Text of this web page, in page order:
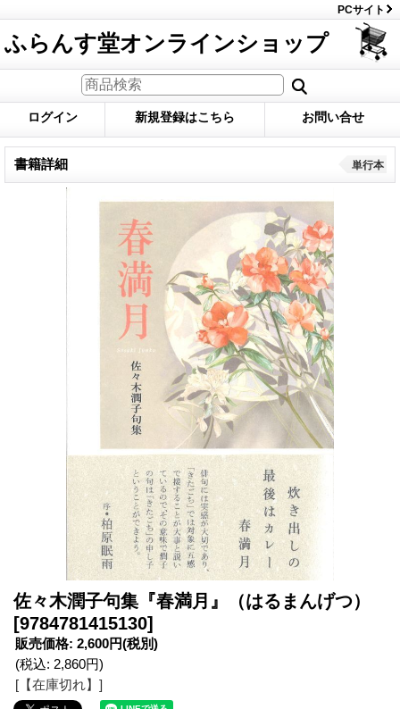
PCサイト
ふらんす堂オンラインショップ
ログイン 新規登録はこちら お問い合せ
書籍詳細 単行本
佐々木潤子句集『春満月』（はるまんげつ）
[9784781415130]
販売価格: 2,600円(税別)
(税込: 2,860円)
[【在庫切れ】]